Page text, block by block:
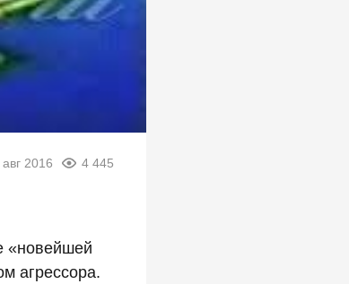
2016 4 445
«новейшей
агрессора.